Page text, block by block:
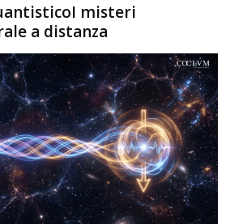
misteri
a distanza